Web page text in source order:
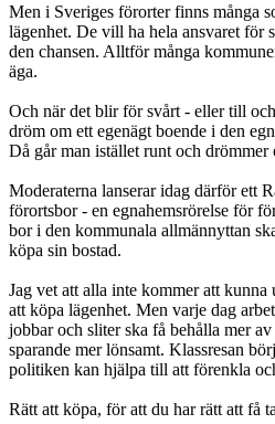
Men i Sveriges förorter finns många
lägenhet. De vill ha hela ansvaret för
den chansen. Alltför många
äga.
Och när det blir för svårt - eller till
dröm om ett egenägt boende i den
Då går man istället runt och
Moderaterna lanserar idag därför ett
förortsbor - en egnahemsrörelse för
bor i den kommunala allmännyttan
köpa sin bostad.
Jag vet att alla inte kommer att
att köpa lägenhet. Men varje dag
jobbar och sliter ska få behålla mer
sparande mer lönsamt. Klassresan
politiken kan hjälpa till att förenkla
Rätt att köpa, för att du har rätt att få